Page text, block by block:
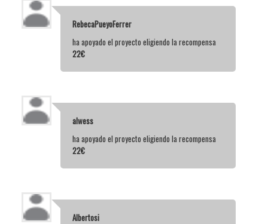
RebecaPueyoFerrer
ha apoyado el proyecto eligiendo la recompensa
22€
alwess
ha apoyado el proyecto eligiendo la recompensa
22€
Albertosi